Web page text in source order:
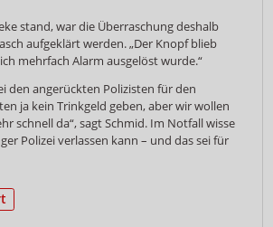
stand, war die Überraschung deshalb
aufgeklärt werden. „Der Knopf blieb
mehrfach Alarm ausgelöst wurde.“
den angerückten Polizisten für den
ja kein Trinkgeld geben, aber wir wollen
schnell da“, sagt Schmid. Im Notfall wisse
Polizei verlassen kann – und das sei für